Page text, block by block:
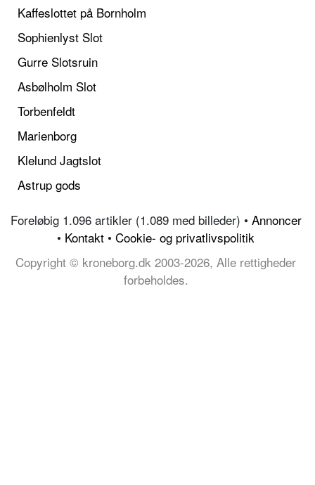
Kaffeslottet på Bornholm
Sophienlyst Slot
Gurre Slotsruin
Asbølholm Slot
Torbenfeldt
Marienborg
Klelund Jagtslot
Astrup gods
Foreløbig 1.096 artikler (1.089 med billeder) • Annoncer
• Kontakt • Cookie- og privatlivspolitik
Copyright © kroneborg.dk 2003-2026, Alle rettigheder
forbeholdes.